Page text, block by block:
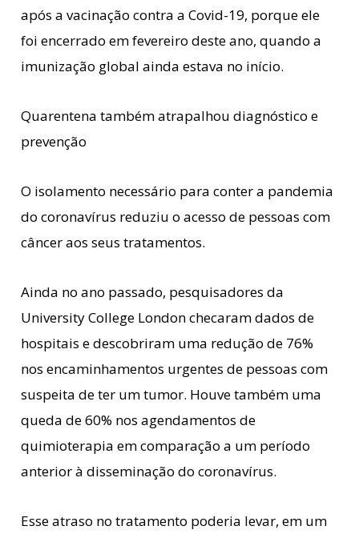
após a vacinação contra a Covid-19, porque ele
foi encerrado em fevereiro deste ano, quando a
imunização global ainda estava no início.
Quarentena também atrapalhou diagnóstico e
prevenção
O isolamento necessário para conter a pandemia
do coronavírus reduziu o acesso de pessoas com
câncer aos seus tratamentos.
Ainda no ano passado, pesquisadores da
University College London checaram dados de
hospitais e descobriram uma redução de 76%
nos encaminhamentos urgentes de pessoas com
suspeita de ter um tumor. Houve também uma
queda de 60% nos agendamentos de
quimioterapia em comparação a um período
anterior à disseminação do coronavírus.
Esse atraso no tratamento poderia levar, em um